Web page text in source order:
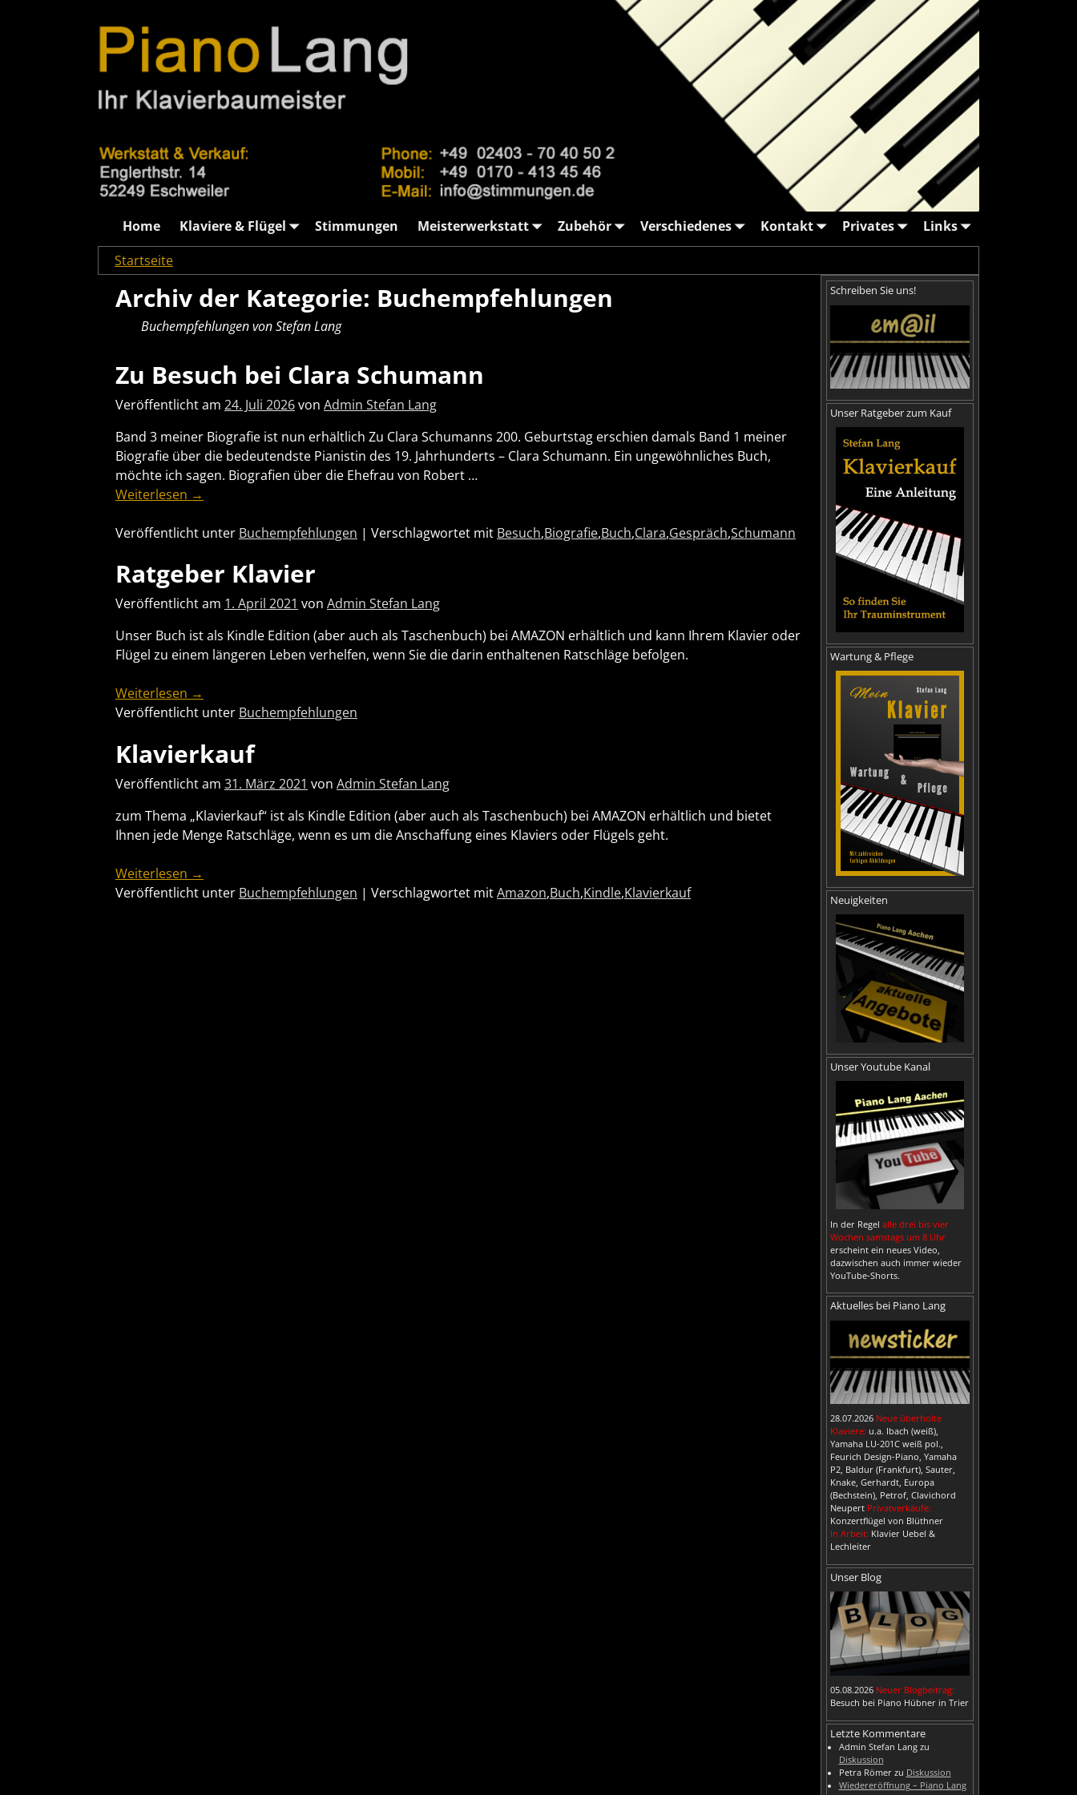
Home Klaviere & Flügel Stimmungen Meisterwerkstatt Zubehör Verschiedenes Kontakt Privates
Links
Startseite
Archiv der Kategorie: Buchempfehlungen
Buchempfehlungen von Stefan Lang
Zu Besuch bei Clara Schumann
Veröffentlicht am 24. Juli 2026von Admin Stefan Lang
Band 3 meiner Biografie ist nun erhältlich Zu Clara Schumanns 200. Geburtstag erschien damals Band 1 meiner
Biografie über die bedeutendste Pianistin des 19. Jahrhunderts – Clara Schumann. Ein ungewöhnliches Buch,
möchte ich sagen. Biografien über die Ehefrau von Robert …
Weiterlesen →
Veröffentlicht unter Buchempfehlungen | Verschlagwortet mit Besuch,Biografie,Buch,Clara,Gespräch,Schumann
Ratgeber Klavier
Veröffentlicht am 1. April 2021 von Admin Stefan Lang
Unser Buch ist als Kindle Edition (aber auch als Taschenbuch) bei AMAZON erhältlich und kann Ihrem Klavier oder
Flügel zu einem längeren Leben verhelfen, wenn Sie die darin enthaltenen Ratschläge befolgen.
Weiterlesen →
Veröffentlicht unter Buchempfehlungen
Klavierkauf
Veröffentlicht am 31. März 2021 von Admin Stefan Lang
zum Thema „Klavierkauf“ ist als Kindle Edition (aber auch als Taschenbuch) bei AMAZON erhältlich und bietet
Ihnen jede Menge Ratschläge, wenn es um die Anschaffung eines Klaviers oder Flügels geht.
Weiterlesen →
Veröffentlicht unter Buchempfehlungen | Verschlagwortet mitAmazon,Buch,Kindle,Klavierkauf
Schreiben Sie uns!
Unser Ratgeber zum Kauf
Wartung & Pflege
Neuigkeiten
Unser Youtube Kanal
In der Regel alle drei bis vier
Wochen samstags um 8 Uhr
erscheint ein neues Video,
dazwischen auch immer wieder
YouTube-Shorts.
Aktuelles bei Piano Lang
28.07.2026 Neue überholte
Klaviere: u.a. Ibach (weiß),
Yamaha LU-201C weiß pol.,
Feurich Design-Piano, Yamaha
P2, Baldur (Frankfurt), Sauter,
Knake, Gerhardt, Europa
(Bechstein), Petrof, Clavichord
Neupert Privatverkäufe:
Konzertflügel von Blüthner
In Arbeit: Klavier Uebel &
Lechleiter
Unser Blog
05.08.2026 Neuer Blogbeitrag:
Besuch bei Piano Hübner in Trier
Letzte Kommentare
Admin Stefan Langzu
Diskussion
Petra Römerzu Diskussion
Wiedereröffnung – Piano Lang